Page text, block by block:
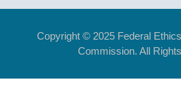
Copyright © 2025 Federal
Commission. All